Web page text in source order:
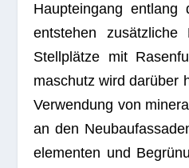
Haupt­ein­gang
ent­ste­hen
Stell­plätze mit
ma­schutz wird dar­über
Ver­wen­dung von
an den
ele­men­ten und